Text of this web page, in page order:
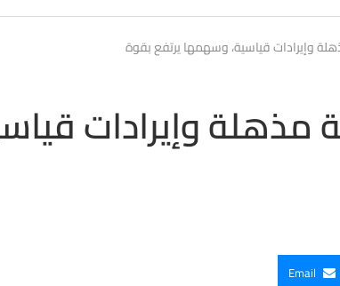
وإيرادات قياسية، وسهمها يرتفع بقوة
مذهلة وإيرادات
Email